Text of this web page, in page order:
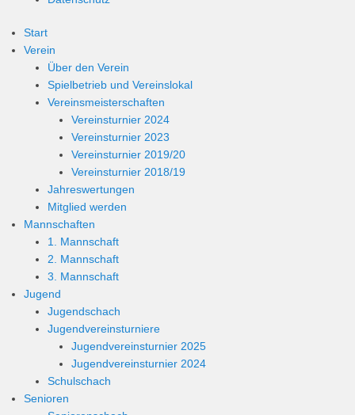
Start
Verein
Über den Verein
Spielbetrieb und Vereinslokal
Vereinsmeisterschaften
Vereinsturnier 2024
Vereinsturnier 2023
Vereinsturnier 2019/20
Vereinsturnier 2018/19
Jahreswertungen
Mitglied werden
Mannschaften
1. Mannschaft
2. Mannschaft
3. Mannschaft
Jugend
Jugendschach
Jugendvereinsturniere
Jugendvereinsturnier 2025
Jugendvereinsturnier 2024
Schulschach
Senioren